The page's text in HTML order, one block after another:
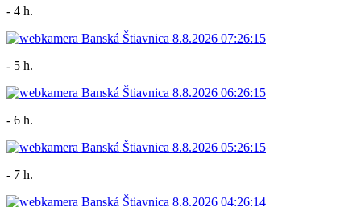
- 4 h.
- 5 h.
- 6 h.
- 7 h.